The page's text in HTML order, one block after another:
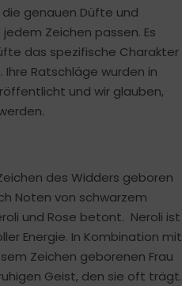
die genauen Düfte und
Zeichen passen. Es
das spezifische Charakter
Ratschläge wurden in
und wir glauben,
des Widders geboren
Noten von schwarzem
und Rose betont. Neroli ist
Energie. In Kombination mit
Zeichen geborenen Frau
Geist, den sie oft trägt.